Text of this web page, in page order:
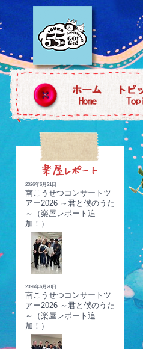
2026年6月21日
南こうせつコンサートツ
アー2026 ～君と僕のうた
～（楽屋レポート追
加！）
2026年6月20日
南こうせつコンサートツ
アー2026 ～君と僕のうた
～（楽屋レポート追
加！）